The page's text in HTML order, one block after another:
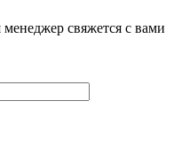
свяжется с вами